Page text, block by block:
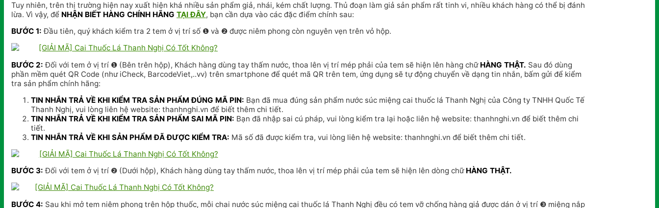
Tuy nhiên, trên thị trường hiện nay xuất hiện khá nhiều sản phẩm giả, nhái, kém chất lượng. Thủ đoạn làm giả sản phẩm rất tinh vi, nhiều khách hàng có thể bị đánh
lừa. Vì vậy, để NHẬN BIẾT HÀNG CHÍNH HÃNG TẠI ĐÂY, bạn cần dựa vào các đặc điểm chính sau:
BƯỚC 1: Đầu tiên, quý khách kiểm tra 2 tem ở vị trí số ❶ và ❷ được niêm phong còn nguyên vẹn trên vỏ hộp.
BƯỚC 2: Đối với tem ở vị trí ❶ (Bên trên hộp), Khách hàng dùng tay thấm nước, thoa lên vị trí mép phải của tem sẽ hiện lên hàng chữ HÀNG THẬT. Sau đó dùng
phần mềm quét QR Code (như iCheck, BarcodeViet,..vv) trên smartphone để quét mã QR trên tem, ứng dụng sẽ tự động chuyển về dạng tin nhắn, bấm gửi để kiểm
tra sản phẩm chính hãng:
TIN NHẮN TRẢ VỀ KHI KIỂM TRA SẢN PHẨM ĐÚNG MÃ PIN: Bạn đã mua đúng sản phẩm nước súc miệng cai thuốc lá Thanh Nghị của Công ty TNHH Quốc Tế
Thanh Nghị, vui lòng liên hệ website: thanhnghi.vn để biết thêm chi tiết.
TIN NHẮN TRẢ VỀ KHI KIỂM TRA SẢN PHẨM SAI MÃ PIN: Bạn đã nhập sai cú pháp, vui lòng kiểm tra lại hoặc liên hệ website: thanhnghi.vn để biết thêm chi
tiết.
TIN NHẮN TRẢ VỀ KHI SẢN PHẨM ĐÃ ĐƯỢC KIỂM TRA: Mã số đã được kiểm tra, vui lòng liên hệ website: thanhnghi.vn để biết thêm chi tiết.
BƯỚC 3: Đối với tem ở vị trí ❷ (Dưới hộp), Khách hàng dùng tay thấm nước, thoa lên vị trí mép phải của tem sẽ hiện lên dòng chữ HÀNG THẬT.
BƯỚC 4: Sau khi mở tem niêm phong trên hộp thuốc, mỗi chai nước súc miệng cai thuốc lá Thanh Nghị đều có tem vỡ chống hàng giả được dán ở vị trí ❸ miệng nắp